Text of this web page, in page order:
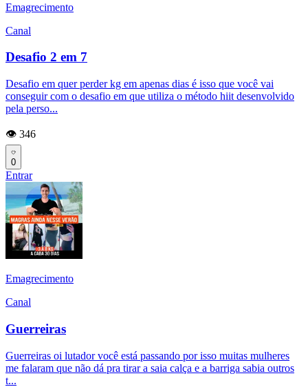
Emagrecimento
Canal
Desafio 2 em 7
Desafio em quer perder kg em apenas dias é isso que você vai
conseguir com o desafio em que utiliza o método hiit desenvolvido
pela perso...
👁️ 346
0
Entrar
Emagrecimento
Canal
Guerreiras
Guerreiras oi lutador você está passando por isso muitas mulheres
me falaram que não dá pra tirar a saia calça e a barriga sabia outros
t...